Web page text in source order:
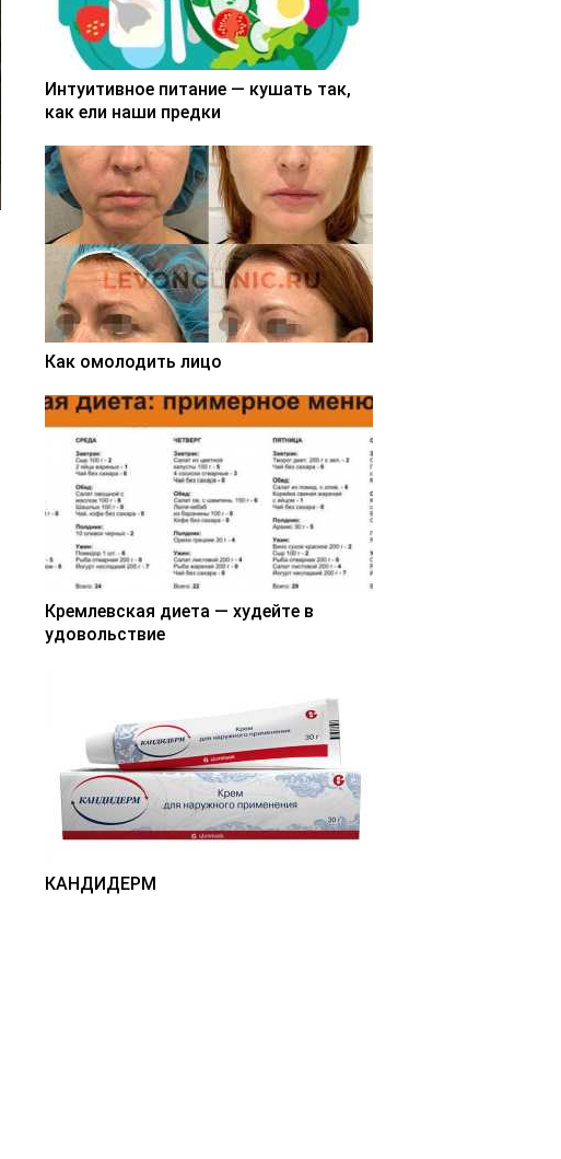
Интуитивное питание — кушать так,
как ели наши предки
Как омолодить лицо
Кремлевская диета — худейте в
удовольствие
КАНДИДЕРМ